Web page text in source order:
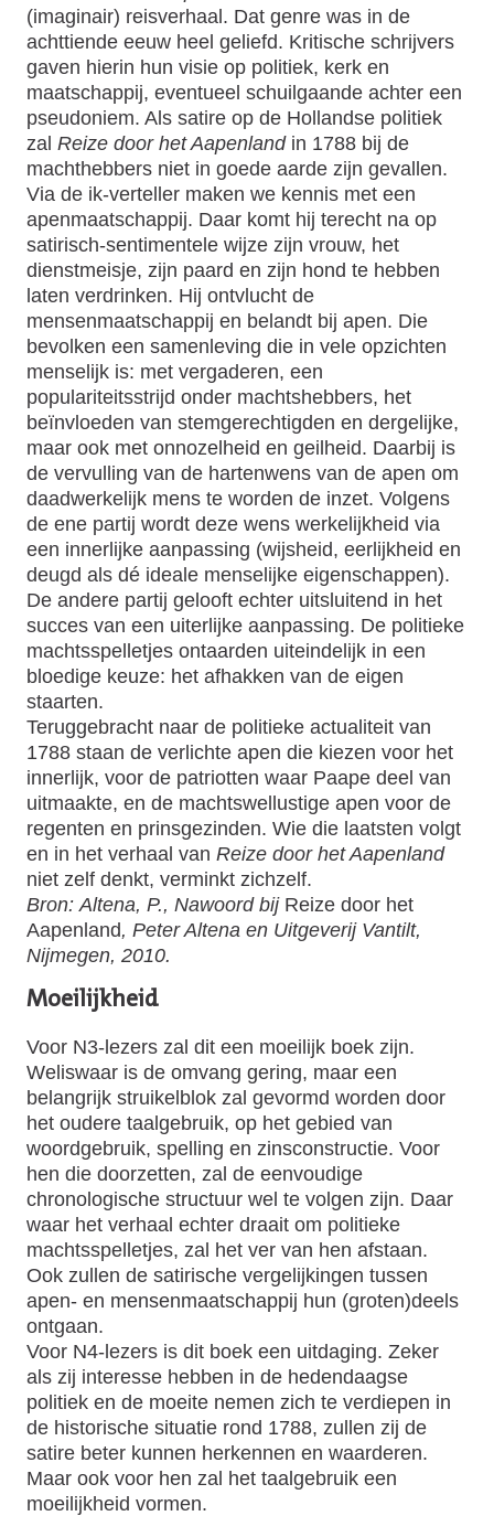
(imaginair) reisverhaal. Dat genre was in de
achttiende eeuw heel geliefd. Kritische schrijvers
gaven hierin hun visie op politiek, kerk en
maatschappij, eventueel schuilgaande achter een
pseudoniem. Als satire op de Hollandse politiek
zal Reize door het Aapenlandin 1788 bij de
machthebbers niet in goede aarde zijn gevallen.
Via de ik-verteller maken we kennis met een
apenmaatschappij. Daar komt hij terecht na op
satirisch-sentimentele wijze zijn vrouw, het
dienstmeisje, zijn paard en zijn hond te hebben
laten verdrinken. Hij ontvlucht de
mensenmaatschappij en belandt bij apen. Die
bevolken een samenleving die in vele opzichten
menselijk is: met vergaderen, een
populariteitsstrijd onder machtshebbers, het
beïnvloeden van stemgerechtigden en dergelijke,
maar ook met onnozelheid en geilheid. Daarbij is
de vervulling van de hartenwens van de apen om
daadwerkelijk mens te worden de inzet. Volgens
de ene partij wordt deze wens werkelijkheid via
een innerlijke aanpassing (wijsheid, eerlijkheid en
deugd als dé ideale menselijke eigenschappen).
De andere partij gelooft echter uitsluitend in het
succes van een uiterlijke aanpassing. De politieke
machtsspelletjes ontaarden uiteindelijk in een
bloedige keuze: het afhakken van de eigen
staarten.
Teruggebracht naar de politieke actualiteit van
1788 staan de verlichte apen die kiezen voor het
innerlijk, voor de patriotten waar Paape deel van
uitmaakte, en de machtswellustige apen voor de
regenten en prinsgezinden. Wie die laatsten volgt
en in het verhaal van Reize door het Aapenland
niet zelf denkt, verminkt zichzelf.
Bron: Altena, P., Nawoord bij Reize door het
Aapenland, Peter Altena en Uitgeverij Vantilt,
Nijmegen, 2010.
Moeilijkheid
Voor N3-lezers zal dit een moeilijk boek zijn.
Weliswaar is de omvang gering, maar een
belangrijk struikelblok zal gevormd worden door
het oudere taalgebruik, op het gebied van
woordgebruik, spelling en zinsconstructie. Voor
hen die doorzetten, zal de eenvoudige
chronologische structuur wel te volgen zijn. Daar
waar het verhaal echter draait om politieke
machtsspelletjes, zal het ver van hen afstaan.
Ook zullen de satirische vergelijkingen tussen
apen- en mensenmaatschappij hun (groten)deels
ontgaan.
Voor N4-lezers is dit boek een uitdaging. Zeker
als zij interesse hebben in de hedendaagse
politiek en de moeite nemen zich te verdiepen in
de historische situatie rond 1788, zullen zij de
satire beter kunnen herkennen en waarderen.
Maar ook voor hen zal het taalgebruik een
moeilijkheid vormen.